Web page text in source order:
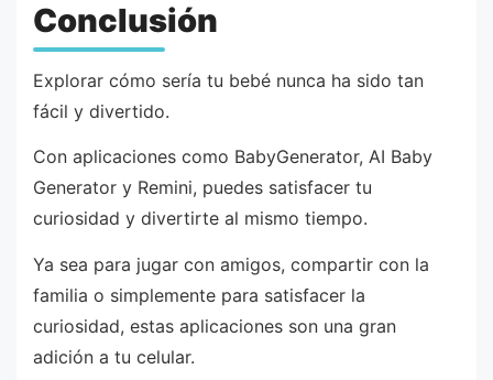
Conclusión
Explorar cómo sería tu bebé nunca ha sido tan
fácil y divertido.
Con aplicaciones como BabyGenerator, AI Baby
Generator y Remini, puedes satisfacer tu
curiosidad y divertirte al mismo tiempo.
Ya sea para jugar con amigos, compartir con la
familia o simplemente para satisfacer la
curiosidad, estas aplicaciones son una gran
adición a tu celular.